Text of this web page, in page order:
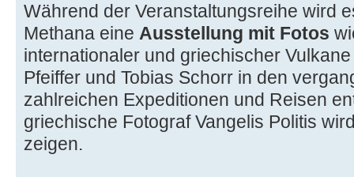
Während der Veranstaltungsreihe wird
Methana eine Ausstellung mit Fotos
internationaler und griechischer
Pfeiffer und Tobias Schorr in den
zahlreichen Expeditionen und Reisen
griechische Fotograf Vangelis Politis
zeigen.